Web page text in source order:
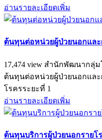
อ่านรายละเอียดเพิ่ม
ต้นทุนต่อหน่วยผู้ป่วยนอกและ
17,474 view สำนักพัฒนากลุ่ม
ต้นทุนต่อหน่วยผู้ป่วยนอกแล
โรครระยะที่ 1
อ่านรายละเอียดเพิ่ม
ต้นทุนบริการผู้ป่วยนอกราย